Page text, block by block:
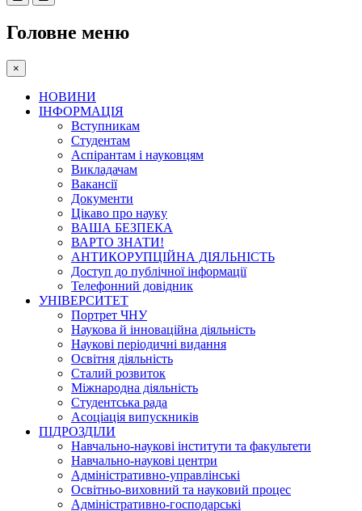
Головне меню
×
НОВИНИ
ІНФОРМАЦІЯ
Вступникам
Студентам
Аспірантам і науковцям
Викладачам
Вакансії
Документи
Цікаво про науку
ВАША БЕЗПЕКА
ВАРТО ЗНАТИ!
АНТИКОРУПЦІЙНА ДІЯЛЬНІСТЬ
Доступ до публічної інформації
Телефонний довідник
УНІВЕРСИТЕТ
Портрет ЧНУ
Наукова й інноваційна діяльність
Наукові періодичні видання
Освітня діяльність
Сталий розвиток
Міжнародна діяльність
Студентська рада
Асоціація випускників
ПІДРОЗДІЛИ
Навчально-наукові інститути та факультети
Навчально-наукові центри
Адміністративно-управлінські
Освітньо-виховний та науковий процес
Адміністративно-господарські